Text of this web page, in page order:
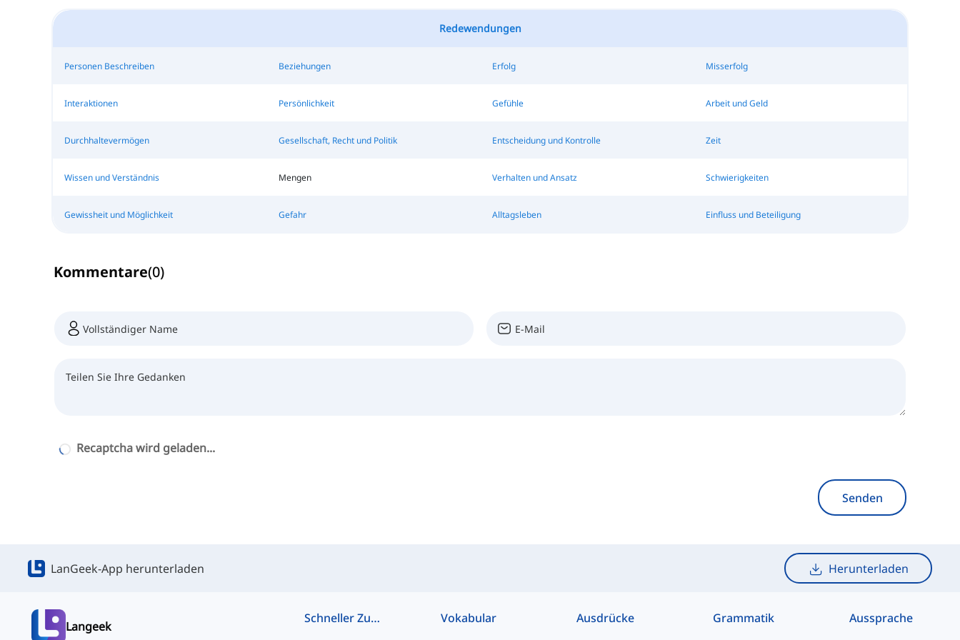
Redewendungen
Personen Beschreiben Beziehungen Erfolg Misserfolg
Interaktionen Persönlichkeit Gefühle Arbeit und Geld
Durchhaltevermögen Gesellschaft, Recht und Politik Entscheidung und Kontrolle Zeit
Wissen und Verständnis Mengen Verhalten und Ansatz Schwierigkeiten
Gewissheit und Möglichkeit Gefahr Alltagsleben Einfluss und Beteiligung
Kommentare(0)
Recaptcha wird geladen...
Senden
LanGeek-App herunterladen Herunterladen
Langeek
Schneller Zugriff Vokabular Ausdrücke Grammatik Aussprache